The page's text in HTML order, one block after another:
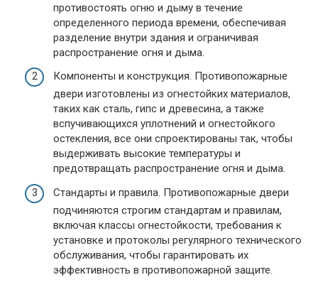
противостоять огню и дыму в течение
определенного периода времени, обеспечивая
разделение внутри здания и ограничивая
распространение огня и дыма.
Компоненты и конструкция. Противопожарные
двери изготовлены из огнестойких материалов,
таких как сталь, гипс и древесина, а также
вспучивающихся уплотнений и огнестойкого
остекления, все они спроектированы так, чтобы
выдерживать высокие температуры и
предотвращать распространение огня и дыма.
Стандарты и правила. Противопожарные двери
подчиняются строгим стандартам и правилам,
включая классы огнестойкости, требования к
установке и протоколы регулярного технического
обслуживания, чтобы гарантировать их
эффективность в противопожарной защите.